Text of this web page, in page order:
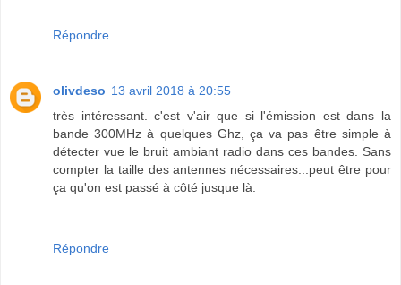
Répondre
olivdeso 13 avril 2018 à 20:55
très intéressant. c'est v'air que si l'émission est dans la
bande 300MHz à quelques Ghz, ça va pas être simple à
détecter vue le bruit ambiant radio dans ces bandes. Sans
compter la taille des antennes nécessaires...peut être pour
ça qu'on est passé à côté jusque là.
Répondre